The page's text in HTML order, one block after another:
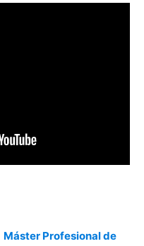
Máster Profesional de